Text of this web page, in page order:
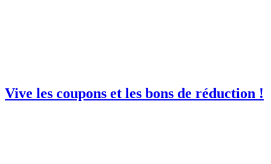
Vive les coupons et les bons de réduction !